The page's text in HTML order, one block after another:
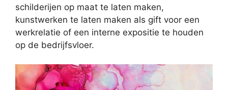
schilderijen op maat te laten maken,
kunstwerken te laten maken als gift voor een
werkrelatie of een interne expositie te houden
op de bedrijfsvloer.